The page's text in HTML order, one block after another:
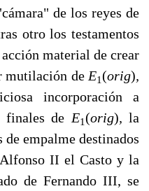
de los reyes de
otro los testamentos
material de cre­ar
mutilación de E1(orig),
incorporación a
finales de E1(orig),la
empalme destinados
II el Casto y la
de Fernando III, se